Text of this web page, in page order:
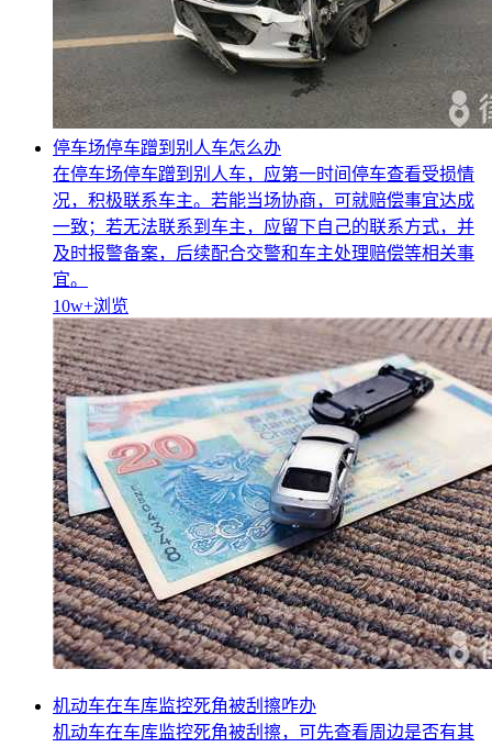
停车场停车蹭到别人车怎么办
在停车场停车蹭到别人车，应第一时间停车查看受损情
况，积极联系车主。若能当场协商，可就赔偿事宜达成
一致；若无法联系到车主，应留下自己的联系方式，并
及时报警备案，后续配合交警和车主处理赔偿等相关事
宜。
10w+浏览
机动车在车库监控死角被刮擦咋办
机动车在车库监控死角被刮擦，可先查看周边是否有其